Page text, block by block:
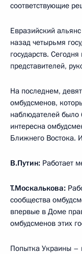
соответствующие
Евразийский
назад четырьмя
государств.
представителей,
На последнем,
омбудсменов,
наблюдателей
интересна
Ближнего Востока.
В.Путин: Работает
Т.Москалькова:
сообщества
впервые в Доме
омбудсменов этих
Попытка Украины –